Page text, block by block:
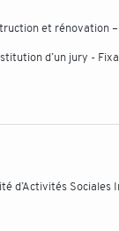
et rénovation
d’un jury -
d’Activités